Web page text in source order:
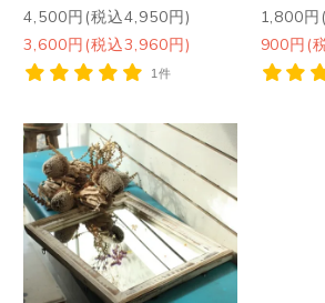
4,500円(税込4,950円)
3,600円(税込3,960円)
1件
1,800
900円(